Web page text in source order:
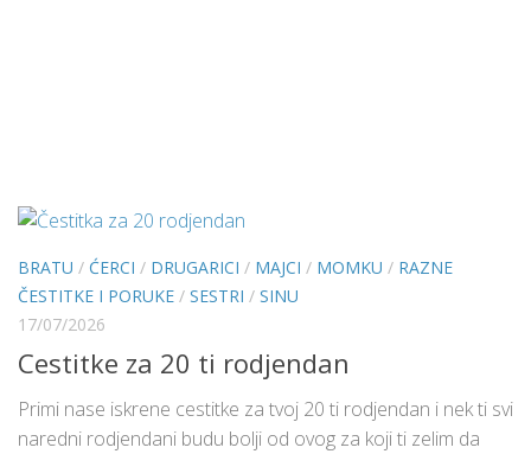
BRATU / ĆERCI / DRUGARICI / MAJCI / MOMKU / RAZNE
ČESTITKE I PORUKE / SESTRI / SINU
17/07/2026
Cestitke za 20 ti rodjendan
Primi nase iskrene cestitke za tvoj 20 ti rodjendan i nek ti svi
naredni rodjendani budu bolji od ovog za koji ti zelim da